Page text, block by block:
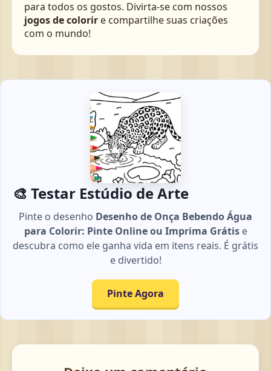
para todos os gostos. Divirta-se com nossos
jogos de colorir e compartilhe suas criações
com o mundo!
🎨 Testar Estúdio de Arte
Pinte o desenho Desenho de Onça Bebendo Água
para Colorir: Pinte Online ou Imprima Grátise
descubra como ele ganha vida em itens reais. É grátis
e divertido!
Pinte Agora